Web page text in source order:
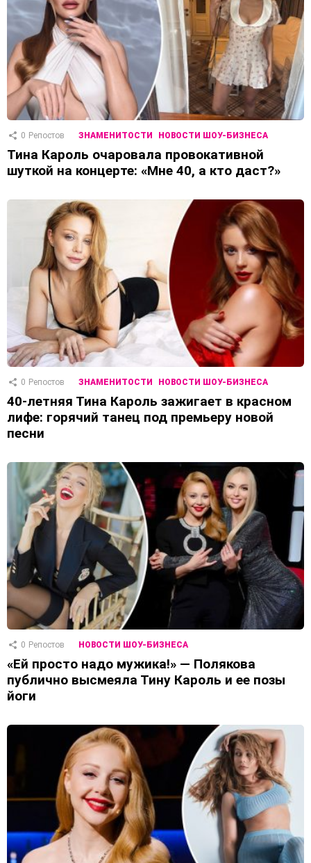
0 Репостов ЗНАМЕНИТОСТИ НОВОСТИ ШОУ-БИЗНЕСА
Тина Кароль очаровала провокативной
шуткой на концерте: «Мне 40, а кто даст?»
0 Репостов ЗНАМЕНИТОСТИ НОВОСТИ ШОУ-БИЗНЕСА
40-летняя Тина Кароль зажигает в красном
лифе: горячий танец под премьеру новой
песни
0 Репостов НОВОСТИ ШОУ-БИЗНЕСА
«Ей просто надо мужика!» — Полякова
публично высмеяла Тину Кароль и ее позы
йоги